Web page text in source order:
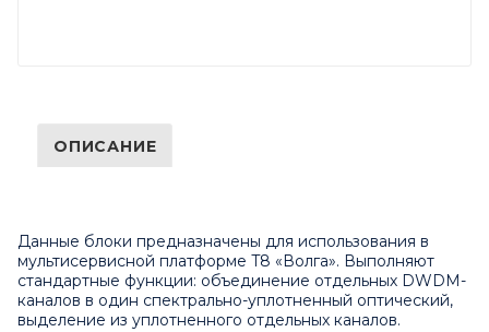
ОПИСАНИЕ
Данные блоки предназначены для использования в
мультисервисной платформе T8 «Волга». Выполняют
стандартные функции: объединение отдельных DWDM-
каналов в один спектрально-уплотненный оптический,
выделение из уплотненного отдельных каналов.